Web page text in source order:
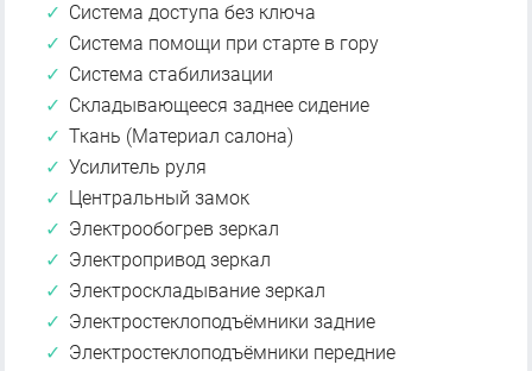
Система доступа без ключа
Система помощи при старте в гору
Система стабилизации
Складывающееся заднее сидение
Ткань (Материал салона)
Усилитель руля
Центральный замок
Электрообогрев зеркал
Электропривод зеркал
Электроскладывание зеркал
Электростеклоподъёмники задние
Электростеклоподъёмники передние